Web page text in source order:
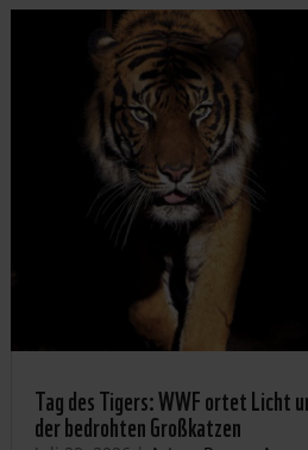
Tag des Tigers: WWF ortet Licht
der bedrohten Großkatzen